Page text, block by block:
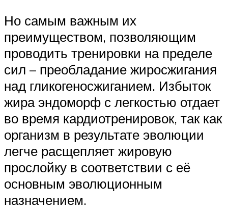
Но самым важным их
преимуществом, позволяющим
проводить тренировки на пределе
сил – преобладание жиросжигания
над гликогеносжиганием. Избыток
жира эндоморф с легкостью отдает
во время кардиотренировок, так как
организм в результате эволюции
легче расщепляет жировую
прослойку в соответствии с её
основным эволюционным
назначением.